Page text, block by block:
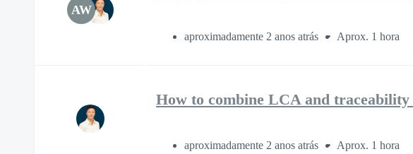
AW
aproximadamente 2 anos atrás Aprox. 1 hora
How to combine LCA and
aproximadamente 2 anos atrás Aprox. 1 hora